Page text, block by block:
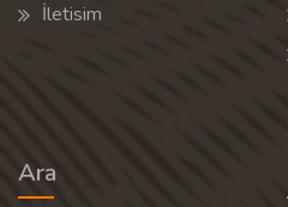
İletisim
Ara